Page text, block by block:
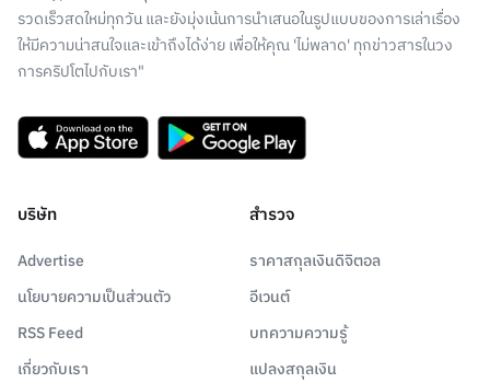
รวดเร็วสดใหม่ทุกวัน และยังมุ่งเน้นการนำเสนอในรูปแบบของการเล่าเรื่อง
ให้มีความน่าสนใจและเข้าถึงได้ง่าย เพื่อให้คุณ 'ไม่พลาด' ทุกข่าวสารในวง
การคริปโตไปกับเรา"
บริษัท
Advertise
นโยบายความเป็นส่วนตัว
RSS Feed
เกี่ยวกับเรา
สำรวจ
ราคาสกุลเงินดิจิตอล
อีเวนต์
บทความความรู้
แปลงสกุลเงิน